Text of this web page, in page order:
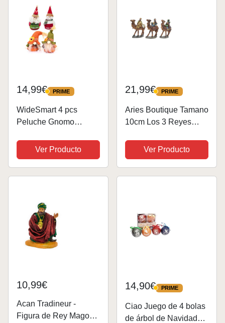
14,99€ PRIME
PRIME
WideSmart 4 pcs
Peluche Gnomo
Papá Noel Decoración
navideña sin Rostro
Gnomo Adornos
Duende Navidad...
Ver Producto
21,99€ PRIME
PRIME
Aries Boutique Tamano
10cm Los 3 Reyes
Camello, Belén,
Exhibición de Navidad,
Pintado a Mano.
Ver Producto
10,99€
Acan Tradineur -
Figura de Rey Mago
14,90€ PRIME
PRIME
Ciao Juego de 4 bolas
de árbol de Navidad